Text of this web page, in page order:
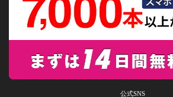
公式SNS